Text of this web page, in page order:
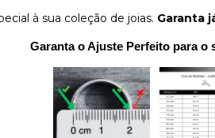
à sua coleção de joias. Garanta
Garanta o Ajuste Perfeito para o